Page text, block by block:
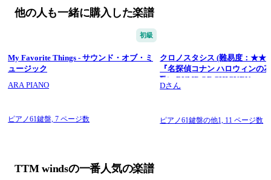
【 #ボクアカ OP 吹奏楽 合集 PACK 】20% off
海外 🌍 overseas ► https://mymusic.st/package/1669
https://kokomu.jp/sheet-music/68750
https://ttmwinds.gumroad.com/l/Reweave
【🟠Patreon🟠】► https://www.patreon.com/ttmwinds
https://thetwistmen.gumroad.com/donation
All Rights Reserved.
他の人も一緒に購入した楽譜
初級
My Favorite Things - サウンド・オブ・ミ
ュージック
ARA PIANO
ピアノ61鍵盤, 7 ページ数
クロノスタシス (難易度：
『名探偵コナン ハロウィンの
歌) - BUMP OF CHICKEN
Dさん
ピアノ61鍵盤の他1, 11 ページ数
TTM windsの一番人気の楽譜